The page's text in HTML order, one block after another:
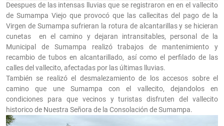
Deespues de las intensas lluvias que se registraron en en el vallecito
de Sumampa Viejo que provocó que las callecitas del pago de la
Virgen de Sumampa sufrieran la rotura de alcantarillas y se hicieran
cunetas en el camino y dejaran intransitables, personal de la
Municipal de Sumampa realizó trabajos de mantenimiento y
recambio de tubos en alcantarillado, así como el perfilado de las
calles del vallecito, afectadas por las últimas lluvias.
También se realizó el desmalezamiento de los accesos sobre el
camino que une Sumampa con el vallecito, dejandolos en
condiciones para que vecinos y turistas disfruten del vallecito
historico de Nuestra Señora de la Consolación de Sumampa.